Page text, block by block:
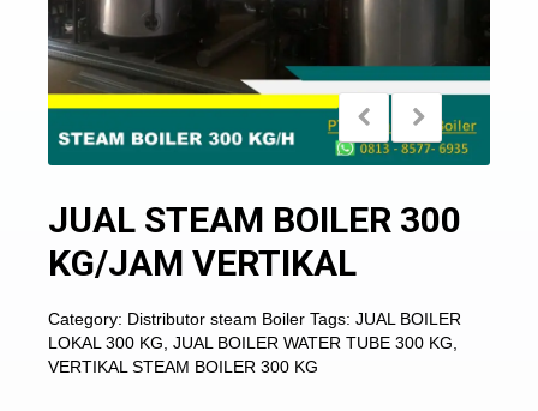
JUAL STEAM BOILER 300
KG/JAM VERTIKAL
Category: Distributor steam Boiler Tags: JUAL BOILER
LOKAL 300 KG JUAL BOILER WATER TUBE 300 KG
VERTIKAL STEAM BOILER 300 KG